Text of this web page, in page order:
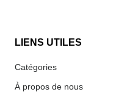
LIENS UTILES
Catégories
À propos de nous